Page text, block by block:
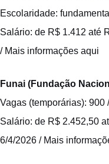
Escolaridade:
Salário: de R$ 1.412 até
/ Mais informações aqui
Funai (Fundação
Vagas (temporárias):
Salário: de R$ 2.452,50
6/4/2026 / Mais